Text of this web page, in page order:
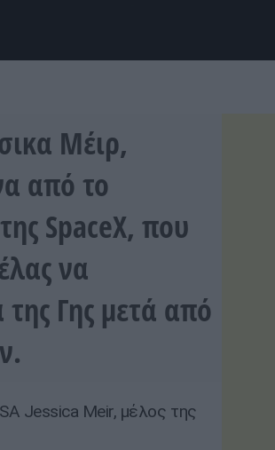
Μέιρ,
από το
SpaceX, που
να
Γης μετά από
Jessica Meir, μέλος της